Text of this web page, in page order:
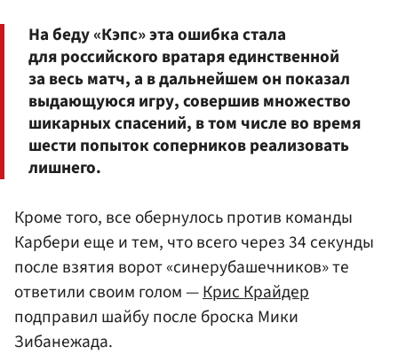
На беду «Кэпс» эта ошибка стала
для российского вратаря единственной
за весь матч, а в дальнейшем он показал
выдающуюся игру, совершив множество
шикарных спасений, в том числе во время
шести попыток соперников реализовать
лишнего.
Кроме того, все обернулось против команды
Карбери еще и тем, что всего через 34 секунды
после взятия ворот «синерубашечников» те
ответили своим голом —Крис Крайдер
подправил шайбу после броска Мики
Зибанежада.